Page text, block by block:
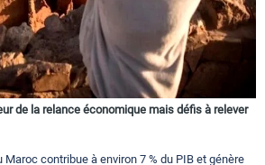
de la relance économique mais défis à relever
contribue à environ 7 % du PIB et génère